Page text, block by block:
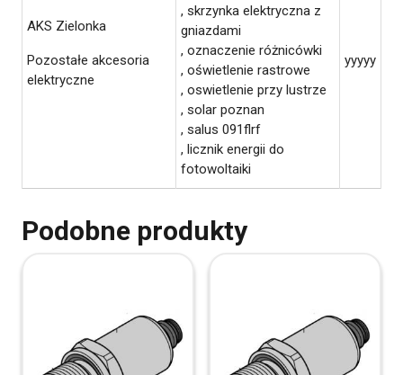
AKS Zielonka
Pozostałe akcesoria
elektryczne
, skrzynka elektryczna z
gniazdami
, oznaczenie różnicówki
, oświetlenie rastrowe
, oswietlenie przy lustrze
, solar poznan
, salus 091flrf
, licznik energii do
fotowoltaiki
yyyyy
Podobne produkty